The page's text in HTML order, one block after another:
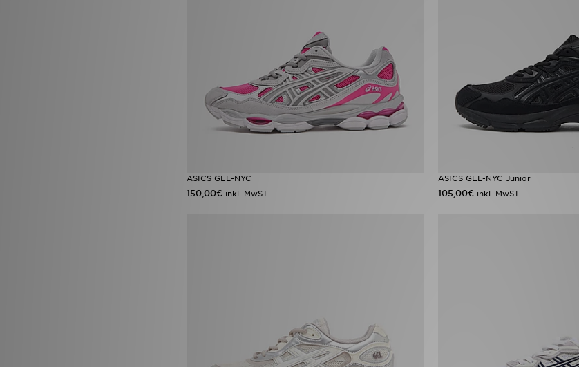
ASICS GEL-NYC
150,00€ inkl. MwST.
ASICS GEL-NYC Junior
105,00€ inkl. MwST.